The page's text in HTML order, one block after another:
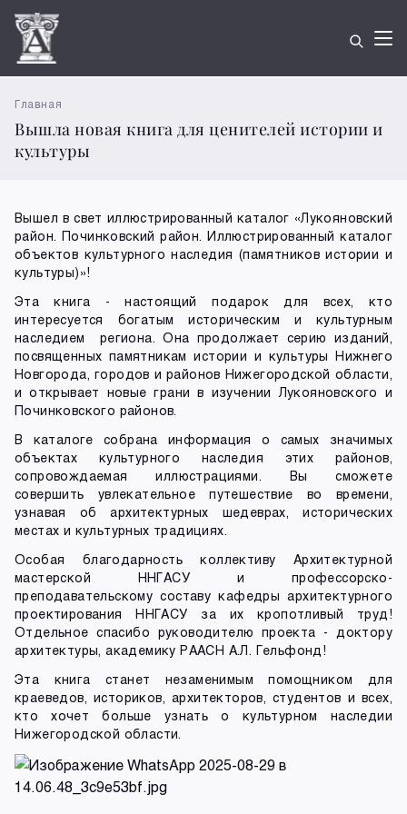
Главная
Вышла новая книга для ценителей истории и
культуры
Вышел в свет иллюстрированный каталог «Лукояновский
район. Починковский район. Иллюстрированный каталог
объектов культурного наследия (памятников истории и
культуры)»!
Эта книга - настоящий подарок для всех, кто
интересуется богатым историческим и культурным
наследием региона. Она продолжает серию изданий,
посвященных памятникам истории и культуры Нижнего
Новгорода, городов и районов Нижегородской области,
и открывает новые грани в изучении Лукояновского и
Починковского районов.
В каталоге собрана информация о самых значимых
объектах культурного наследия этих районов,
сопровождаемая иллюстрациями. Вы сможете
совершить увлекательное путешествие во времени,
узнавая об архитектурных шедеврах, исторических
местах и культурных традициях.
Особая благодарность коллективу Архитектурной
мастерской ННГАСУ и профессорско-
преподавательскому составу кафедры архитектурного
проектирования ННГАСУ за их кропотливый труд!
Отдельное спасибо руководителю проекта - доктору
архитектуры, академику РААСН А.Л. Гельфонд!
Эта книга станет незаменимым помощником для
краеведов, историков, архитекторов, студентов и всех,
кто хочет больше узнать о культурном наследии
Нижегородской области.